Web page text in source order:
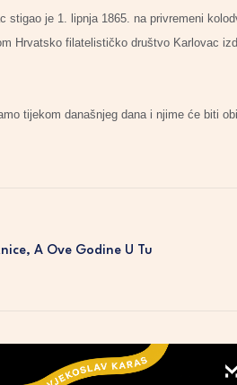
stigao je 1. lipnja 1865. na privremeni
Hrvatsko filatelističko društvo Karlovac
tijekom današnjeg dana i njime će biti
A Ove Godine U Tu